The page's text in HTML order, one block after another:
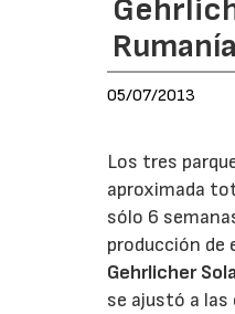
Rumanía
05/07/2013
Los tres
aproximada
sólo 6
producción de
Gehrlicher
se ajustó a